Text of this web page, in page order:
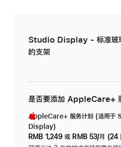
Studio Display - 标准玻
的支架
是否要添加 AppleCare+
AppleCare+ 服务计划 (适用于
Display)
RMB 1,249 或 RMB 53/月 (24